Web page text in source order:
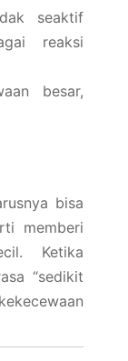
seaktif
reaksi
besar,
bisa
memberi
Ketika
“sedikit